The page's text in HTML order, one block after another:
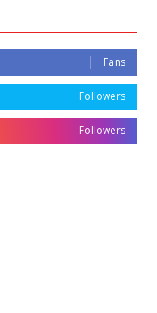
Fans
Followers
Followers